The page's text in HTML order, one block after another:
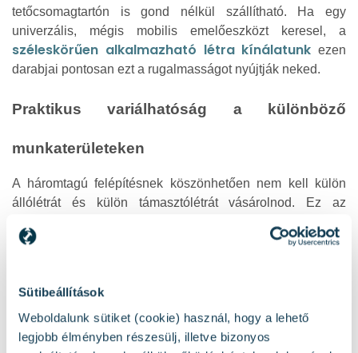
Sütibeállítások
Weboldalunk sütiket (cookie) használ, hogy a lehető
legjobb élményben részesülj, illetve bizonyos
tetőcsomagtartón is gond nélkül szállítható. Ha egy
univerzális, mégis mobilis emelőeszközt keresel, a
széleskörűen alkalmazható létra kínálatunk ezen
darabjai pontosan ezt a rugalmasságot nyújtják neked.
Praktikus variálhatóság a különböző
munkaterületeken
A háromtagú felépítésnek köszönhetően nem kell külön
állólétrát és külön támasztólétrát vásárolnod. Ez az
belső és külső helyszíni adottságokhoz.
nincs függőleges támaszték, kétágú létraként funkcionál. A
harmadik szekció felülre történő kitolásával extra